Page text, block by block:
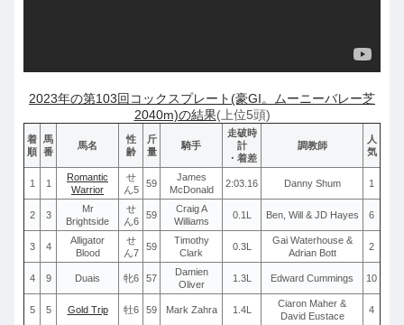
2023年の第103回コックスプレート(豪GI。ムーニーバレー芝
2040m)の結果(上位5頭)
着
順
馬
番
馬名
性
齢
斤
量
騎手
走破時
計
・着差
調教師
人
気
1 1
Romantic
Warrior
せ
ん5
59
James
McDonald
2:03.16 Danny Shum 1
2 3
Mr
Brightside
せ
ん6
59
Craig A
Williams
0.1L Ben, Will & JD Hayes 6
3 4
Alligator
Blood
せ
ん7
59
Timothy
Clark
0.3L
Gai Waterhouse &
Adrian Bott
2
4 9 Duais 牝6 57
Damien
Oliver
1.3L Edward Cummings 10
5 5 Gold Trip 牡6 59 Mark Zahra 1.4L
Ciaron Maher &
David Eustace
4